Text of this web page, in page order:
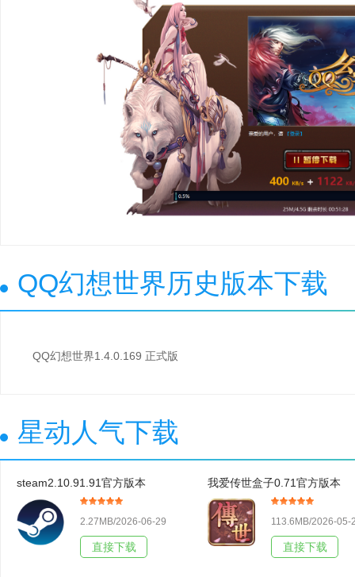
QQ幻想世界历史版本下载
QQ幻想世界1.4.0.169 正式版
星动人气下载
steam2.10.91.91官方版本
2.27MB/2026-06-29
直接下载
我爱传世盒子0.71官方版本
113.6MB/2026-05-
直接下载